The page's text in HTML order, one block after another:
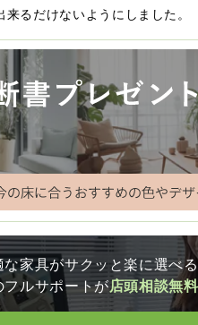
るだけないようにしました。
な家具がサクッと楽に選べる
フルサポートが店頭相談無料